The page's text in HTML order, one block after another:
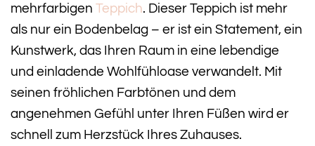
mehrfarbigen Teppich. Dieser Teppich ist mehr
als nur ein Bodenbelag – er ist ein Statement, ein
Kunstwerk, das Ihren Raum in eine lebendige
und einladende Wohlfühloase verwandelt. Mit
seinen fröhlichen Farbtönen und dem
angenehmen Gefühl unter Ihren Füßen wird er
schnell zum Herzstück Ihres Zuhauses.